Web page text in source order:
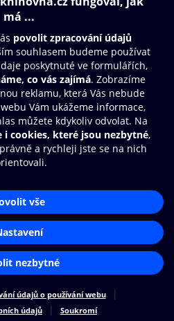
údajů
Aplikace O2 Knihovna
a poslouchej své e-knihy a
rychleji a pohodlněji.